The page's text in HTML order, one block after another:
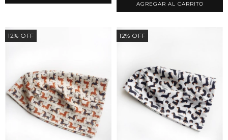
AGREGAR AL CARRITO
12% OFF 12% OFF